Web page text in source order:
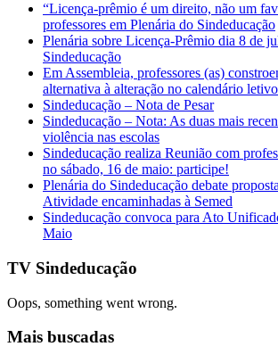
“Licença-prêmio é um direito, não um
professores em Plenária do Sindeducação
Plenária sobre Licença-Prêmio dia 8 de
Sindeducação
Em Assembleia, professores (as)
alternativa à alteração no calendário letivo
Sindeducação – Nota de Pesar
Sindeducação – Nota: As duas mais
violência nas escolas
Sindeducação realiza Reunião com
no sábado, 16 de maio: participe!
Plenária do Sindeducação debate
Atividade encaminhadas à Semed
Sindeducação convoca para Ato
Maio
TV Sindeducação
Oops, something went wrong.
Mais buscadas